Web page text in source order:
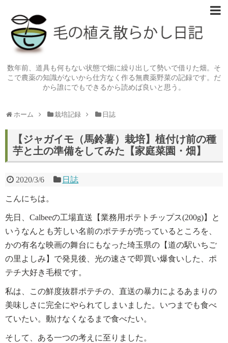
数年前、道具も何もない状態で畑に繰り出して勢いで借りた畑。そ
こで農薬の知識がないから仕方なく作る無農薬野菜の記録です。だ
から誰にでもできるから読めば良いと思う。
ホーム 栽培記録 日誌
【ジャガイモ（馬鈴薯）栽培】植付け前の種
芋と土の準備をしてみた【家庭菜園・畑】
2020/3/6 日誌
こんにちは。
先日、Calbeeの工場直送【業務用ポテトチップス(200g)】と
いうなんとも芳しい名前のポテチが売っているところを、
かの有名な映画の舞台にもなった埼玉県の【道の駅いちご
の里よしみ】で発見後、光の速さで即買い爆食いした、ポ
テチ大好き毛根です。
私は、この鮮度抜群ポテチの、直送の暴力によるあまりの
美味しさに完全にやられてしまいました。いつまでも食べ
ていたい。動けなくなるまで食べたい。
そして、ある一つの考えに至りました。